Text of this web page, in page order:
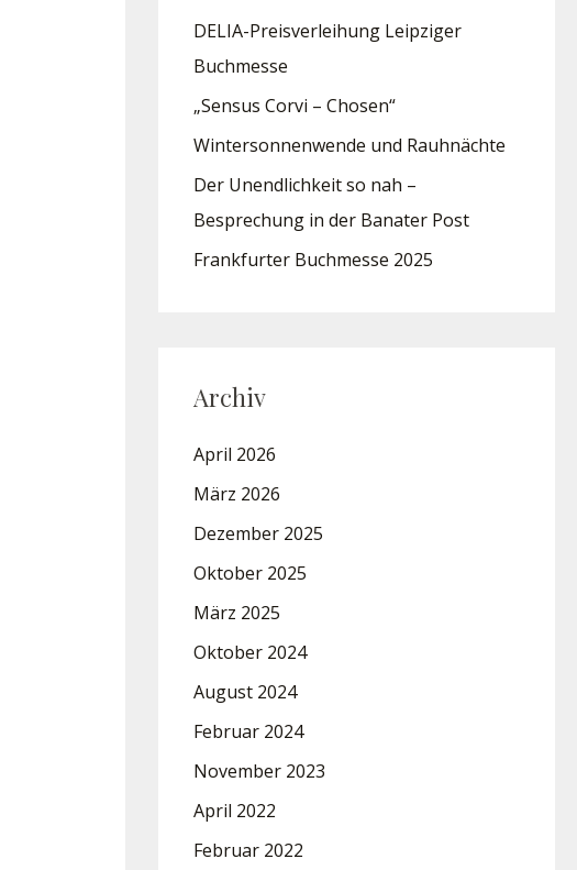
DELIA-Preisverleihung Leipziger
Buchmesse
„Sensus Corvi – Chosen“
Wintersonnenwende und Rauhnächte
Der Unendlichkeit so nah –
Besprechung in der Banater Post
Frankfurter Buchmesse 2025
Archiv
April 2026
März 2026
Dezember 2025
Oktober 2025
März 2025
Oktober 2024
August 2024
Februar 2024
November 2023
April 2022
Februar 2022